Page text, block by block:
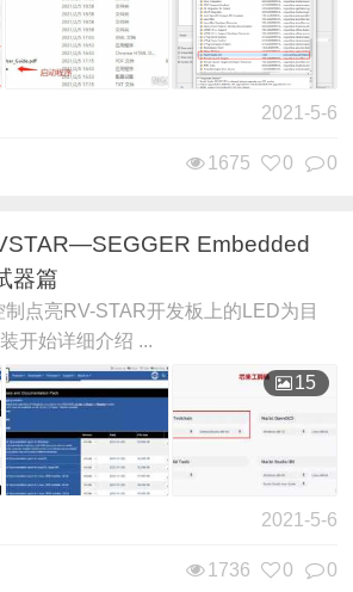
2021-5-6
0
0
1675
Embedded
器篇
点亮RV-STAR开发板上的LED为目
开始详细介绍 ...
15
2021-5-6
0
0
1736